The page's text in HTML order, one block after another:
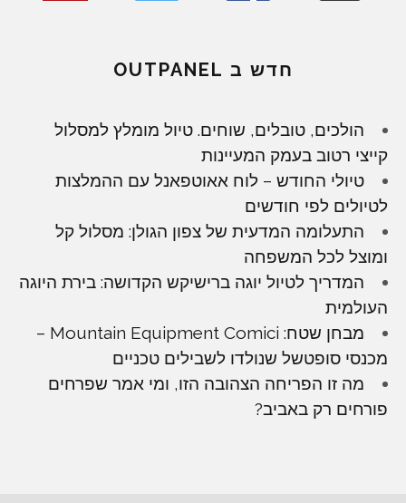
חדש ב OUTPANEL
הולכים, טובלים, שוחים. טיול מומלץ למסלול
קייצי רטוב בעמק המעיינות
טיולי החודש – לוח אאוטפאנל עם ההמלצות
לטיולים לפי חודשים
התעלומה המדעית של צפון הגולן: מסלול קל
ומוצל לכל המשפחה
המדריך לטיול יוגה ברישיקש הקדושה: בירת היוגה
העולמית
מבחן שטח: Mountain Equipment Comici –
מכנסי סופטשל שנולדו לשבילים טכניים
מה זו הפריחה הצהובה הזו, ומי אמר שפרחים
פורחים רק באביב?